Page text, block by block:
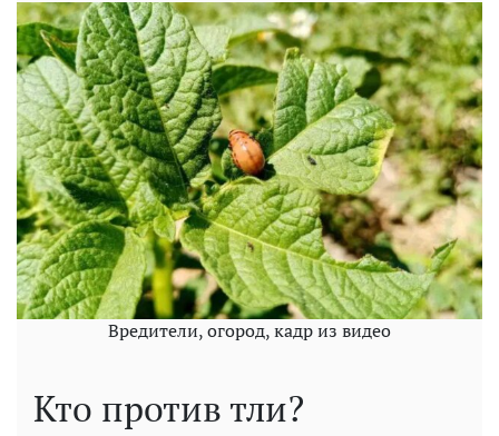
Вредители, огород, кадр из видео
Кто против тли?